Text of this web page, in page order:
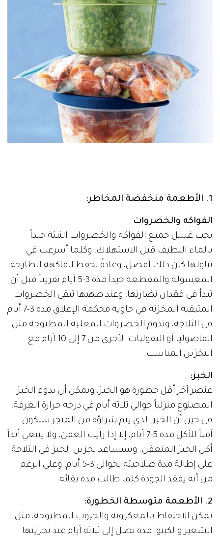
1. الأطعمة منخفضة المخاطر:
الفواكه والخضروات
يجب غسل جميع الفواكه والخضروات النيئة جيداً
بالماء النظيف قبل الاستهلاك، وكلما أسرعت في
تناولها كان ذلك أفضل، وعادةً تحفظ الفاكهة الطازجة
المغسولة والمقطعة جيداً مدة 3-5 أيام تقريباً قبل أن
تبدأ في فقدان نضارتها، وعند طهيها تبقى الخضروات
المتبقية المخزنة في حاوية محكمة الإغلاق مدة 3-7 أيام
في الثلاجة، وتدوم الخضروات المعلبة المطبوخة مثل
الفاصوليا أو البقوليات الأخرى من 7 إلى 10 أيام مع
التخزين المناسب.
الخبز:
عنصر آخر أقل خطورة هو الخبز، ويمكن أن يدوم الخبز
المصنوع منزلياً حوالي ثلاثة أيام في درجة حرارة الغرفة،
في حين أن الخبز الذي يتم شراؤه من المتجر سيكون
آمناً للأكل مدة 5-7 أيام، إلا إذا رأيت العفن، ولا ينبغي أبداً
أكل الخبز المتعفن. وسيساعد تخزين الخبز في الثلاجة
على إطالة مدة صلاحيته بحوالي 3-5 أيام، وعلى الرغم
من أنه يفقد الجودة كلما طالت مدة بقائه.
2. الأطعمة متوسطة الخطورة:
يمكن الاحتفاظ بالمعكرونة والحبوب المطبوخة، مثل:
الشعير والكينوا مدة تصل إلى ثلاثة أيام عند تخزينها